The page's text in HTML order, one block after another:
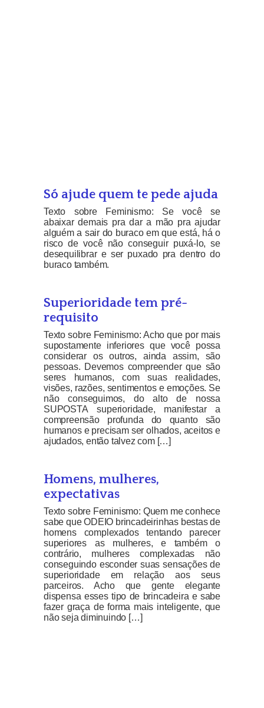
Só ajude quem te pede ajuda
Texto sobre Feminismo: Se você se
abaixar demais pra dar a mão pra ajudar
alguém a sair do buraco em que está, há o
risco de você não conseguir puxá-lo, se
desequilibrar e ser puxado pra dentro do
buraco também.
Superioridade tem pré-
requisito
Texto sobre Feminismo: Acho que por mais
supostamente inferiores que você possa
considerar os outros, ainda assim, são
pessoas. Devemos compreender que são
seres humanos, com suas realidades,
visões, razões, sentimentos e emoções. Se
não conseguimos, do alto de nossa
SUPOSTA superioridade, manifestar a
compreensão profunda do quanto são
humanos e precisam ser olhados, aceitos e
ajudados, então talvez com […]
Homens, mulheres,
expectativas
Texto sobre Feminismo: Quem me conhece
sabe que ODEIO brincadeirinhas bestas de
homens complexados tentando parecer
superiores as mulheres, e também o
contrário, mulheres complexadas não
conseguindo esconder suas sensações de
superioridade em relação aos seus
parceiros. Acho que gente elegante
dispensa esses tipo de brincadeira e sabe
fazer graça de forma mais inteligente, que
não seja diminuindo […]